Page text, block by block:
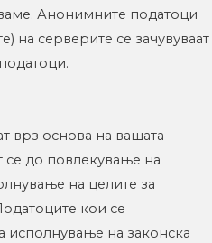
Анонимните податоци
на серверите се зачувуваат
врз основа на вашата
се до повлекување на
на целите за
кои се
исполнување на законска